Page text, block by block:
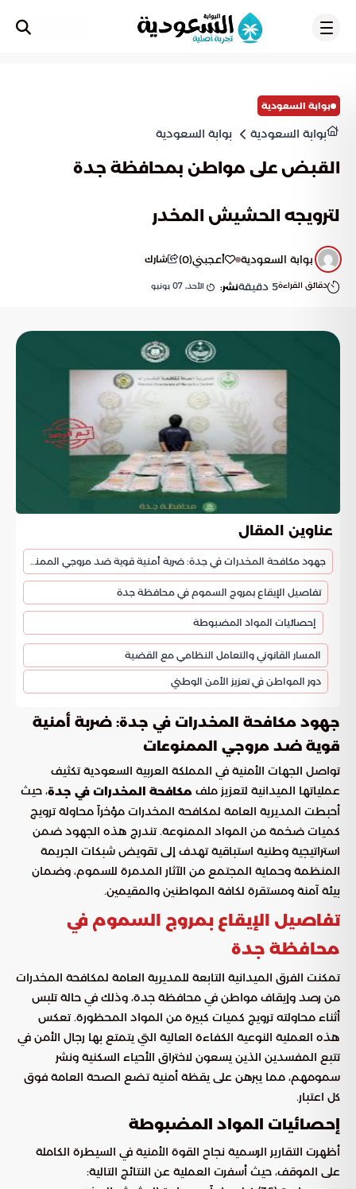
بوابة السعودية
بوابة السعودية بوابة السعودية
القبض على مواطن بمحافظة جدة
لترويجه الحشيش المخدر
بوابة السعودية أعجبني(
0
) شارك
دقائق القراءة5 دقيقةنشر: الأحد, 07 يونيو
عناوين المقال
جهود مكافحة المخدرات في جدة: ضربة أمنية قوية ضد مروجي الممنوعات
تفاصيل الإيقاع بمروج السموم في محافظة جدة
إحصائيات المواد المضبوطة
المسار القانوني والتعامل النظامي مع القضية
دور المواطن في تعزيز الأمن الوطني
جهود مكافحة المخدرات في جدة: ضربة أمنية
قوية ضد مروجي الممنوعات
تواصل الجهات الأمنية في المملكة العربية السعودية تكثيف
عملياتها الميدانية لتعزيز ملف مكافحة المخدرات في جدة، حيث
أحبطت المديرية العامة لمكافحة المخدرات مؤخراً محاولة ترويج
كميات ضخمة من المواد الممنوعة. تندرج هذه الجهود ضمن
استراتيجية وطنية استباقية تهدف إلى تقويض شبكات الجريمة
المنظمة وحماية المجتمع من الآثار المدمرة للسموم، وضمان
بيئة آمنة ومستقرة لكافة المواطنين والمقيمين.
تفاصيل الإيقاع بمروج السموم في
محافظة جدة
تمكنت الفرق الميدانية التابعة للمديرية العامة لمكافحة المخدرات
من رصد وإيقاف مواطن في محافظة جدة، وذلك في حالة تلبس
أثناء محاولته ترويج كميات كبيرة من المواد المحظورة. تعكس
هذه العملية النوعية الكفاءة العالية التي يتمتع بها رجال الأمن في
تتبع المفسدين الذين يسعون لاختراق الأحياء السكنية ونشر
سمومهم، مما يبرهن على يقظة أمنية تضع الصحة العامة فوق
كل اعتبار.
إحصائيات المواد المضبوطة
أظهرت التقارير الرسمية نجاح القوة الأمنية في السيطرة الكاملة
على الموقف، حيث أسفرت العملية عن النتائج التالية: